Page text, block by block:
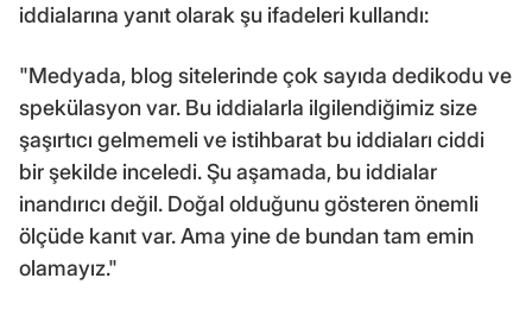
iddialarına yanıt olarak şu ifadeleri kullandı:
"Medyada, blog sitelerinde çok sayıda dedikodu ve
spekülasyon var. Bu iddialarla ilgilendiğimiz size
şaşırtıcı gelmemeli ve istihbarat bu iddiaları ciddi
bir şekilde inceledi. Şu aşamada, bu iddialar
inandırıcı değil. Doğal olduğunu gösteren önemli
ölçüde kanıt var. Ama yine de bundan tam emin
olamayız."